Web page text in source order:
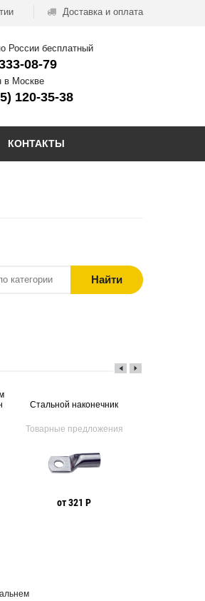
Доставка и оплата
России бесплатный
08-79
в Москве
120-35-38
КОНТАКТЫ
Найти
Стальной наконечник
Товарные предложения
от 321 Р